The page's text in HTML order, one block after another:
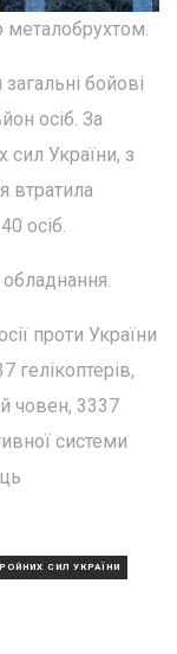
металобрухтом.
бойові
осіб. За
України, з
втратила
осіб.
проти України
гелікоптерів,
човен, 3337
системи
СИЛ УКРАЇНИ